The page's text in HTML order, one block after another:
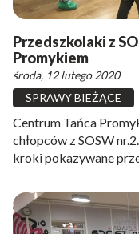
Przedszkolaki z
Promykiem
środa, 12 lutego 2020
SPRAWY BIEŻĄCE
Centrum Tańca
chłopców z SOSW
kroki pokazywane